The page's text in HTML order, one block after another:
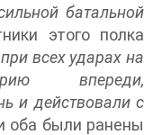
батальной
этого полка
всех ударах на
впереди,
и действовали с
оба были ранены